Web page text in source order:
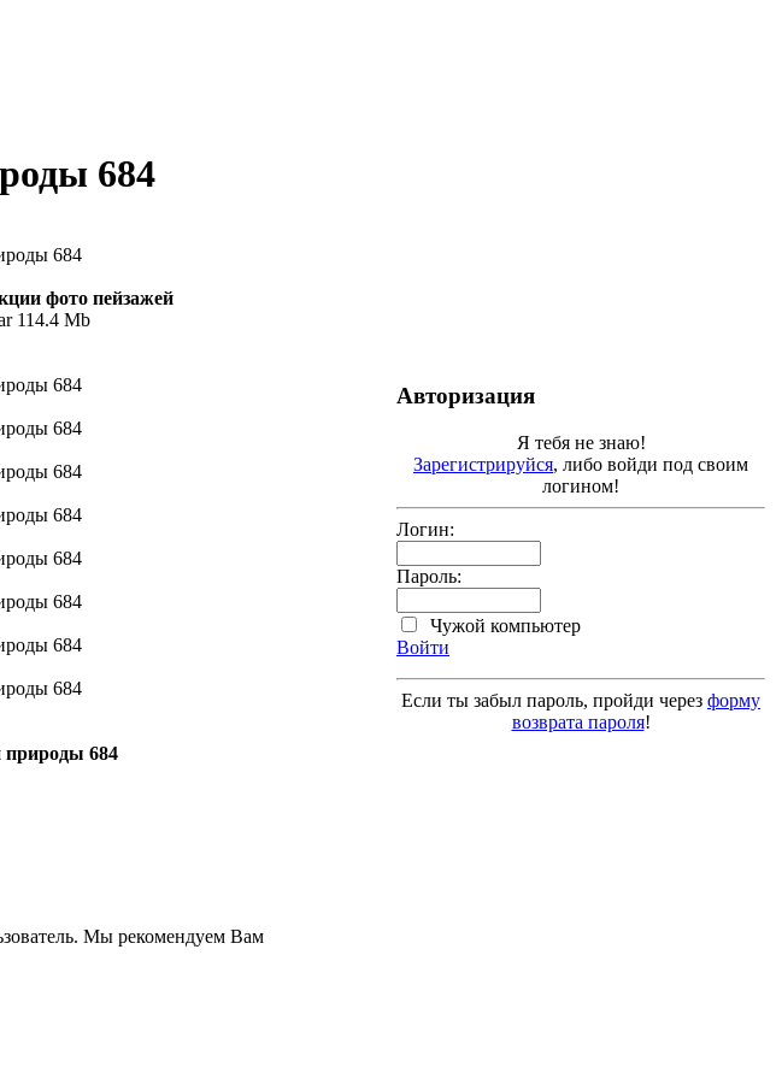
684
фото пейзажей
114.4 Mb
природы 684
Мы рекомендуем Вам
Авторизация
Я тебя не знаю!
Зарегистрируйся, либо войди под своим
логином!
Логин:
Пароль:
Чужой компьютер
Войти
Если ты забыл пароль, пройди через форму
возврата пароля!